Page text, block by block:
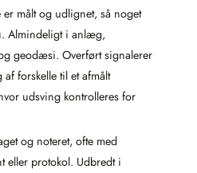
er målt og udlignet, så noget
Almindeligt i anlæg,
geodæsi. Overført signalerer
forskelle til et afmålt
udsving kontrolleres for
og noteret, ofte med
eller protokol. Udbredt i